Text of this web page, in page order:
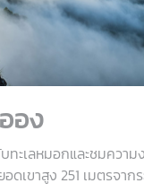
อง
ะเลหมอกและชมความ
เขาสูง 251 เมตรจาก